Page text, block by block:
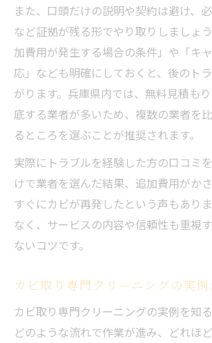
また、口頭だけの説明や契約は避け、
など証拠が残る形でやり取りしましょ
加費用が発生する場合の条件」や「キ
応」なども明確にしておくと、後のト
がります。兵庫県内では、無料見積も
底する業者が多いため、複数の業者を
るところを選ぶことが推奨されます。
実際にトラブルを経験した方の口コミ
けで業者を選んだ結果、追加費用がか
すぐにカビが再発したという声もあり
なく、サービスの内容や信頼性も重視
ないコツです。
カビ取り専門クリーニングの実
カビ取り専門クリーニングの実例を知
どのような流れで作業が進み、どれほ